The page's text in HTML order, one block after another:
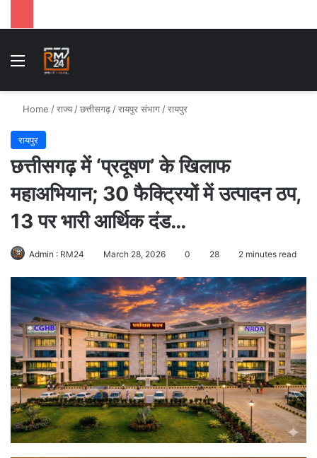
Menu
Home /राज्य /छत्तीसगढ़ /रायपुर संभाग /रायपुर
रायपुर
छत्तीसगढ़ में ‘प्रदूषण’ के खिलाफ
महाअभियान; 30 फैक्ट्रियों में उत्पादन ठप,
13 पर भारी आर्थिक दंड…
Admin : RM24 March 28, 2026 0 28 2 minutes read